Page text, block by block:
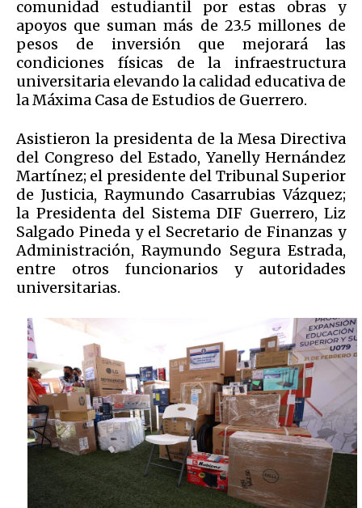
comunidad estudiantil por estas obras y
apoyos que suman más de 23.5 millones de
pesos de inversión que mejorará las
condiciones físicas de la infraestructura
universitaria elevando la calidad educativa de
la Máxima Casa de Estudios de Guerrero.
Asistieron la presidenta de la Mesa Directiva
del Congreso del Estado, Yanelly Hernández
Martínez; el presidente del Tribunal Superior
de Justicia, Raymundo Casarrubias Vázquez;
la Presidenta del Sistema DIF Guerrero, Liz
Salgado Pineda y el Secretario de Finanzas y
Administración, Raymundo Segura Estrada,
entre otros funcionarios y autoridades
universitarias.